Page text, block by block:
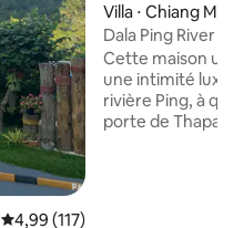
Évaluation moyenne sur la
4,99 (117)
Villa ⋅ Chiang Mai
Dala Ping River
Cette maison
une intimité
rivière Ping, à
porte de Thapae,